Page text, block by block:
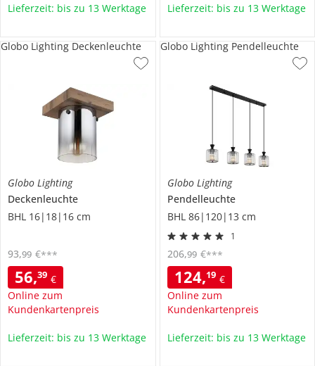
Lieferzeit: bis zu 13 Werktage Lieferzeit: bis zu 13 Werktage
Globo Lighting
Deckenleuchte
BHL 16|18|16 cm
56,39 €
Online zum
Kundenkartenpreis
93,99 €***
Globo Lighting Deckenleuchte
Lieferzeit: bis zu 13 Werktage
Globo Lighting
Pendelleuchte
BHL 86|120|13 cm
1
124,19 €
Online zum
Kundenkartenpreis
206,99 €***
Globo Lighting Pendelleuchte
Lieferzeit: bis zu 13 Werktage